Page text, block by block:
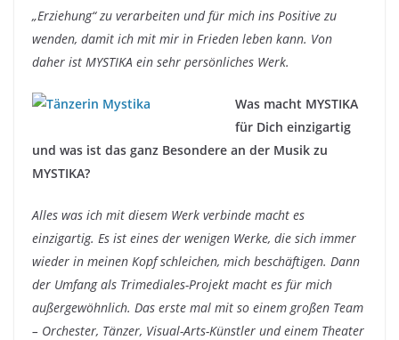
„Erziehung“ zu verarbeiten und für mich ins Positive zu
wenden, damit ich mit mir in Frieden leben kann. Von
daher ist MYSTIKA ein sehr persönliches Werk.
Was macht MYSTIKA
für Dich einzigartig
und was ist das ganz Besondere an der Musik zu
MYSTIKA?
Alles was ich mit diesem Werk verbinde macht es
einzigartig. Es ist eines der wenigen Werke, die sich immer
wieder in meinen Kopf schleichen, mich beschäftigen. Dann
der Umfang als Trimediales-Projekt macht es für mich
außergewöhnlich. Das erste mal mit so einem großen Team
– Orchester, Tänzer, Visual-Arts-Künstler und einem Theater